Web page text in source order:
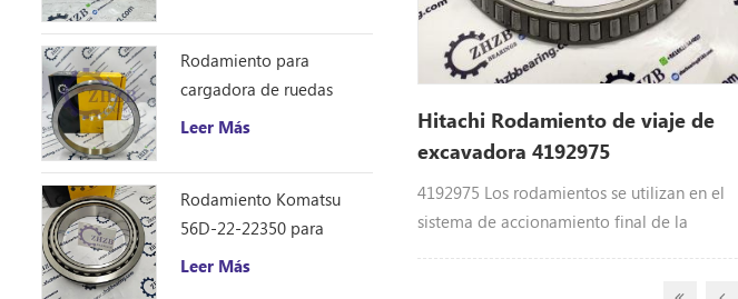
Hitachi Rodamiento de viaje de
excavadora 4192975
4192975 Los rodamientos se utilizan en el
sistema de accionamiento final de la
Rodamiento para
cargadora de ruedas
Caterpillar 8S9076
Leer Más
Rodamiento Komatsu
56D-22-22350 para
camión volquete HM250
Leer Más